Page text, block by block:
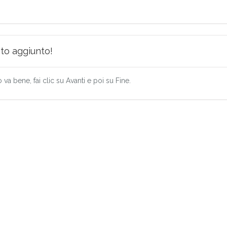
aggiunto!
bene, fai clic su Avanti e poi su Fine.